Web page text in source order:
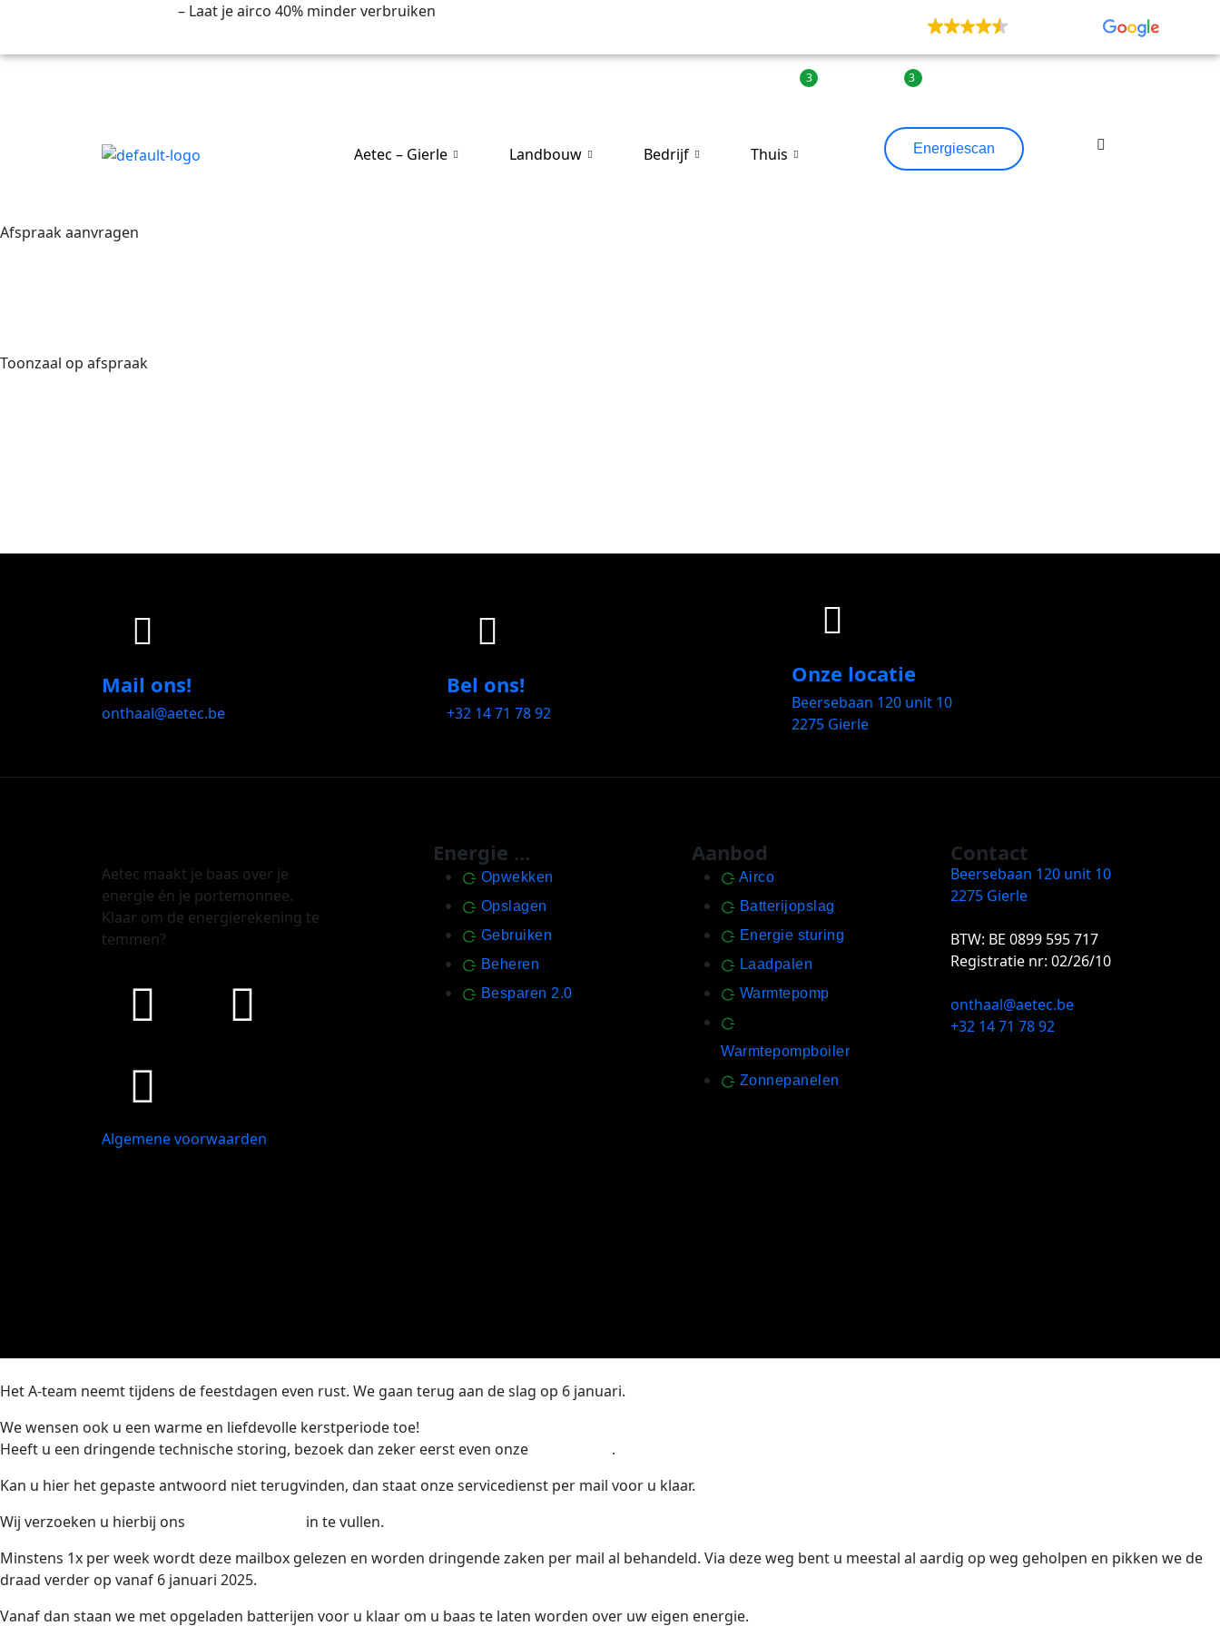
– Laat je airco 40% minder verbruiken
3 3
Aetec – Gierle Landbouw Bedrijf Thuis Energiescan
Afspraak aanvragen
Toonzaal op afspraak
Mail ons!
onthaal@aetec.be
Bel ons!
+32 14 71 78 92
Onze locatie
Beersebaan 120 unit 10
2275 Gierle
Aetec maakt je baas over je
energie én je portemonnee.
Klaar om de energierekening te
temmen?
Algemene voorwaarden
Energie ...
Opwekken
Opslagen
Gebruiken
Beheren
Besparen 2.0
Aanbod
Airco
Batterijopslag
Energie sturing
Laadpalen
Warmtepomp
Warmtepompboiler
Zonnepanelen
Contact
Beersebaan 120 unit 10
2275 Gierle
BTW: BE 0899 595 717
Registratie nr: 02/26/10
onthaal@aetec.be
+32 14 71 78 92
Het A-team neemt tijdens de feestdagen even rust. We gaan terug aan de slag op 6 januari.
We wensen ook u een warme en liefdevolle kerstperiode toe!
Heeft u een dringende technische storing, bezoek dan zeker eerst even onze
.
Kan u hier het gepaste antwoord niet terugvinden, dan staat onze servicedienst per mail voor u klaar.
Wij verzoeken u hierbij ons
in te vullen.
Minstens 1x per week wordt deze mailbox gelezen en worden dringende zaken per mail al behandeld. Via deze weg bent u meestal al aardig op weg geholpen en pikken we de
draad verder op vanaf 6 januari 2025.
Vanaf dan staan we met opgeladen batterijen voor u klaar om u baas te laten worden over uw eigen energie.